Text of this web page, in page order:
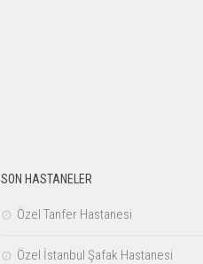
SON HASTANELER
Özel Tanfer Hastanesi
Özel İstanbul Şafak Hastanesi